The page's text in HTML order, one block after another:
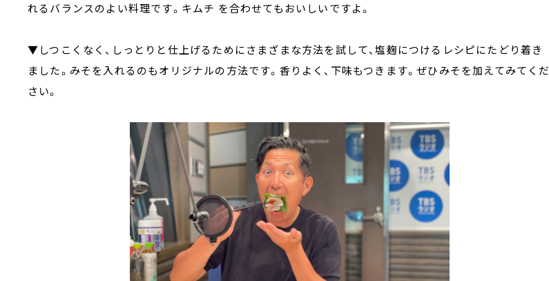
れるバランスのよい料理です。キムチ を合わせてもおいしいですよ。
▼しつこくなく、しっとりと仕上げるためにさまざまな方法を試して、塩麹につけるレシピにたどり着き
ました。みそを入れるのもオリジナルの方法です。香りよく、下味もつきます。ぜひみそを加えてみてくだ
さい。